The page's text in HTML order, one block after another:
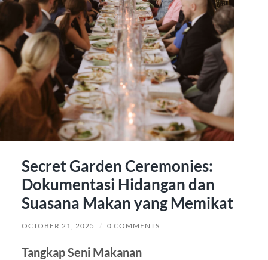
Secret Garden Ceremonies:
Dokumentasi Hidangan dan
Suasana Makan yang Memikat
OCTOBER 21, 2025 / 0 COMMENTS
Tangkap Seni Makanan